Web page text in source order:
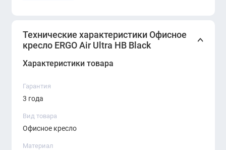
Просторное и удобное сиденье с
оптимальной жёсткостью.
Подлокотники:
Механизмы:
Технические характеристики Офисное
кресло ERGO Air Ultra HB Black
Характеристики товара
Гарантия
3 года
Вид товара
Офисное кресло
Материал